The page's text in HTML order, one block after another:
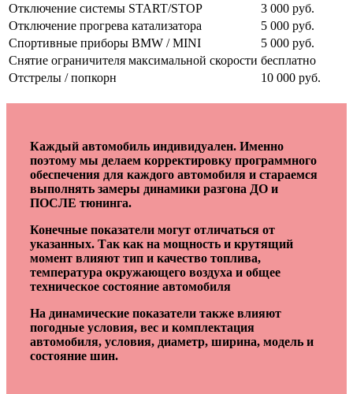
Отключение системы START/STOP
3 000 руб.
Отключение прогрева катализатора
5 000 руб.
Спортивные приборы BMW / MINI
5 000 руб.
Снятие ограничителя максимальной скорости бесплатно
Отстрелы / попкорн
10 000 руб.
Каждый автомобиль индивидуален. Именно
поэтому мы делаем корректировку программного
обеспечения для каждого автомобиля и стараемся
выполнять замеры динамики разгона ДО и
ПОСЛЕ тюнинга.
Конечные показатели могут отличаться от
указанных. Так как на мощность и крутящий
момент влияют тип и качество топлива,
температура окружающего воздуха и общее
техническое состояние автомобиля
На динамические показатели также влияют
погодные условия, вес и комплектация
автомобиля, условия, диаметр, ширина, модель и
состояние шин.